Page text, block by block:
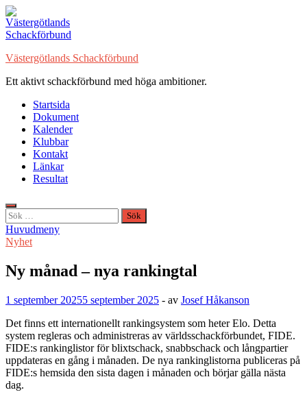
Hoppa
till
innehåll
Västergötlands Schackförbund
Ett aktivt schackförbund med höga ambitioner.
Startsida
Dokument
Kalender
Klubbar
Kontakt
Länkar
Resultat
Sök
efter:
Huvudmeny
Nyhet
Ny månad – nya rankingtal
1 september 20255 september 2025 - av Josef Håkanson
Det finns ett internationellt rankingsystem som heter Elo. Detta
system regleras och administreras av världsschackförbundet, FIDE.
FIDE:s rankinglistor för blixtschack, snabbschack och långpartier
uppdateras en gång i månaden. De nya rankinglistorna publiceras på
FIDE:s hemsida den sista dagen i månaden och börjar gälla nästa
dag.